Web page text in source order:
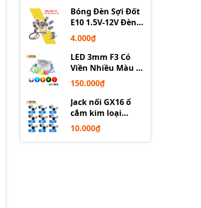
Bóng Đèn Sợi Đốt
E10 1.5V-12V Đèn
Thí Nghiệm STEM
4.000₫
LED 3mm F3 Có
Viền Nhiều Màu –
Trắng Đỏ Xanh
Dương Lục Vàng
150.000₫
Jack nối GX16 ổ
cắm kim loại
2/3/4/5/6P chuyên
dụng
10.000₫